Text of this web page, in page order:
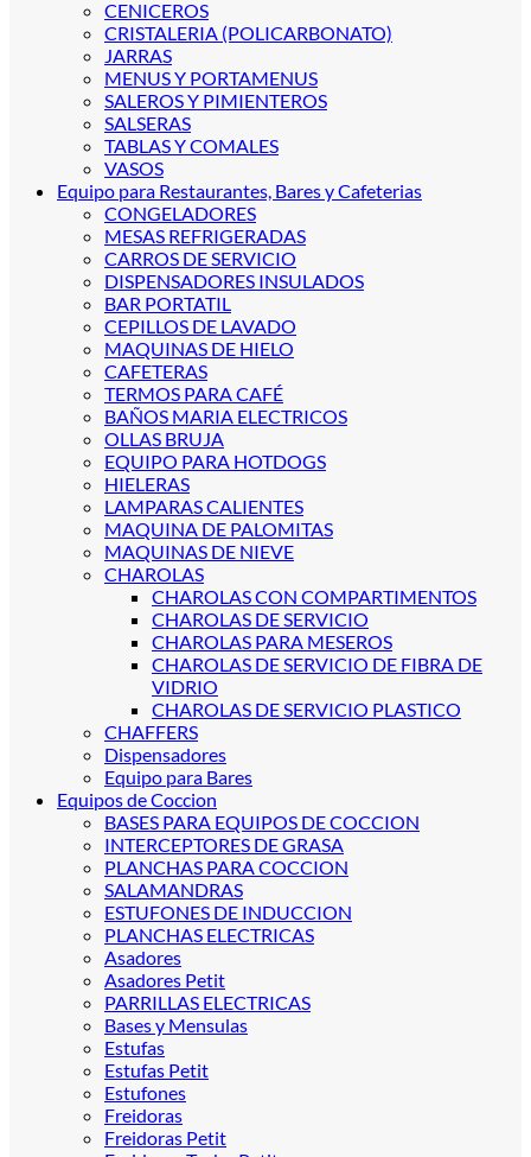
CENICEROS
CRISTALERIA (POLICARBONATO)
JARRAS
MENUS Y PORTAMENUS
SALEROS Y PIMIENTEROS
SALSERAS
TABLAS Y COMALES
VASOS
Equipo para Restaurantes, Bares y Cafeterias
CONGELADORES
MESAS REFRIGERADAS
CARROS DE SERVICIO
DISPENSADORES INSULADOS
BAR PORTATIL
CEPILLOS DE LAVADO
MAQUINAS DE HIELO
CAFETERAS
TERMOS PARA CAFÉ
BAÑOS MARIA ELECTRICOS
OLLAS BRUJA
EQUIPO PARA HOTDOGS
HIELERAS
LAMPARAS CALIENTES
MAQUINA DE PALOMITAS
MAQUINAS DE NIEVE
CHAROLAS
CHAROLAS CON COMPARTIMENTOS
CHAROLAS DE SERVICIO
CHAROLAS PARA MESEROS
CHAROLAS DE SERVICIO DE FIBRA DE
VIDRIO
CHAROLAS DE SERVICIO PLASTICO
CHAFFERS
Dispensadores
Equipo para Bares
Equipos de Coccion
BASES PARA EQUIPOS DE COCCION
INTERCEPTORES DE GRASA
PLANCHAS PARA COCCION
SALAMANDRAS
ESTUFONES DE INDUCCION
PLANCHAS ELECTRICAS
Asadores
Asadores Petit
PARRILLAS ELECTRICAS
Bases y Mensulas
Estufas
Estufas Petit
Estufones
Freidoras
Freidoras Petit